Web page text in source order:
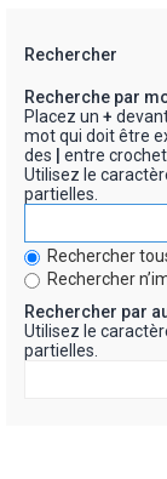
Rechercher
Recherche par
Placez un +
mot qui doit être
des
entre
Utilisez le
partielles.
Rechercher
Rechercher
Rechercher par
Utilisez le
partielles.